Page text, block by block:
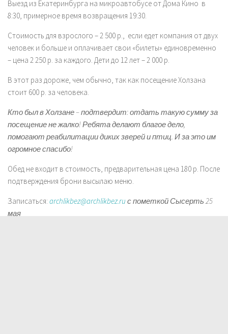
Выезд из Екатеринбурга на микроавтобусе от Дома Кино в
8:30, примерное время возвращения 19:30.
Стоимость для взрослого – 2 500 р., если едет компания от двух
человек и больше и оплачивает свои «билеты» единовременно
– цена 2 250 р. за каждого. Дети до 12 лет – 2 000 р.
В этот раз дороже, чем обычно, так как посещение Холзана
стоит 600 р. за человека.
Кто был в Холзане – подтвердит: отдать такую сумму за
посещение не жалко! Ребята делают благое дело,
помогают реабилитации диких зверей и птиц. И за это им
огромное спасибо!
Обед не входит в стоимость, предварительная цена 180 р. После
подтверждения брони высылаю меню.
Записаться: archlikbez@archlikbez.ru с пометкой Сысерть 25
мая